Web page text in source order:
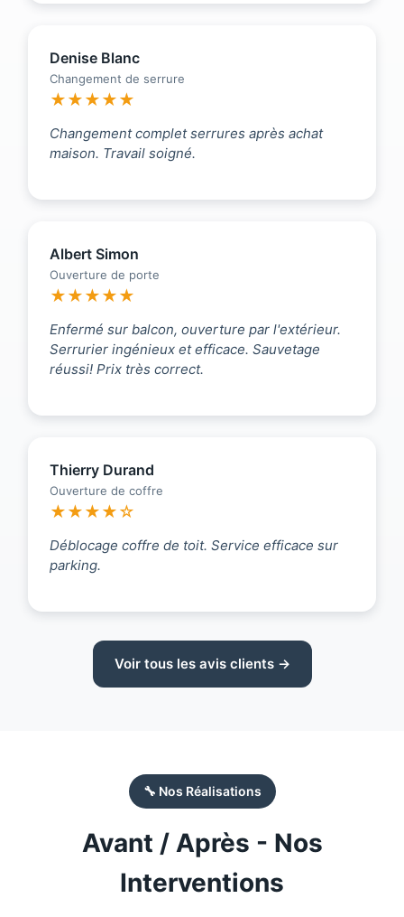
Denise Blanc
Changement de serrure
★★★★★
Changement complet serrures après achat
maison. Travail soigné.
Albert Simon
Ouverture de porte
★★★★★
Enfermé sur balcon, ouverture par l'extérieur.
Serrurier ingénieux et efficace. Sauvetage
réussi! Prix très correct.
Thierry Durand
Ouverture de coffre
★★★★☆
Déblocage coffre de toit. Service efficace sur
parking.
Voir tous les avis clients →
🔧 Nos Réalisations
Avant / Après - Nos
Interventions